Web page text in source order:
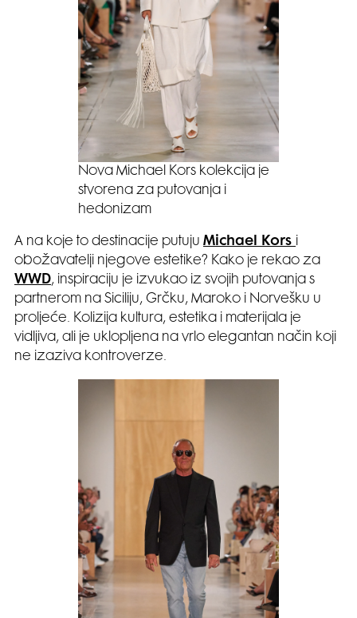
Nova Michael Kors kolekcija je
stvorena za putovanja i
hedonizam
A na koje to destinacije putuju Michael Kors
obožavatelji njegove estetike? Kako je rekao za
WWD, inspiraciju je izvukao iz svojih putovanja s
partnerom na Siciliju, Grčku, Maroko i Norvešku u
proljeće. Kolizija kultura, estetika i materijala je
vidljiva, ali je uklopljena na vrlo elegantan način koji
ne izaziva kontroverze.